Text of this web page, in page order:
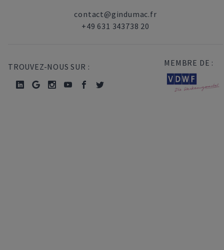
contact@gindumac.fr
+49 631 343738 20
TROUVEZ-NOUS SUR : MEMBRE DE :